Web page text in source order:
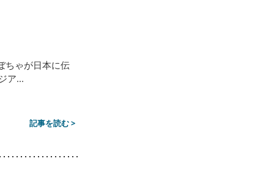
ちゃが日本に伝
ア...
記事を読む >